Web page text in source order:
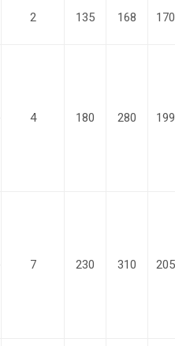
2 135 168 170
4
180 280
199
7
230 310
205